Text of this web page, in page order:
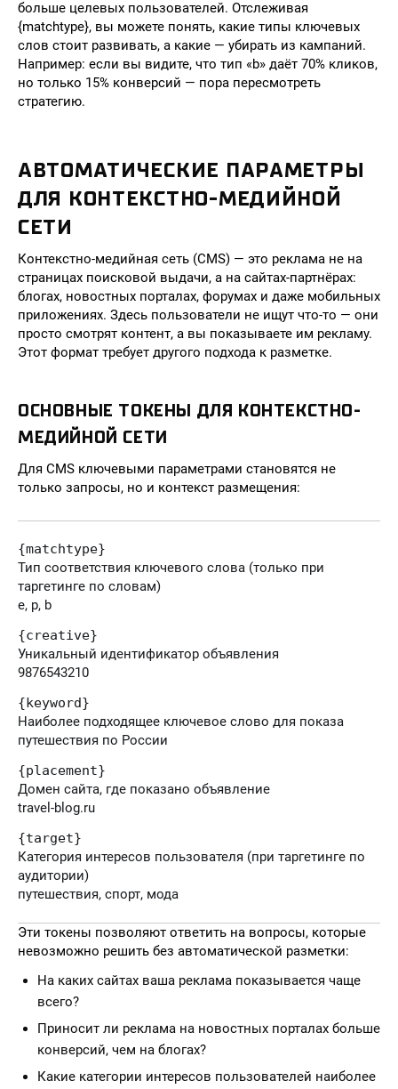
больше целевых пользователей. Отслеживая
{matchtype}, вы можете понять, какие типы ключевых
слов стоит развивать, а какие — убирать из кампаний.
Например: если вы видите, что тип «b» даёт 70% кликов,
но только 15% конверсий — пора пересмотреть
стратегию.
АВТОМАТИЧЕСКИЕ ПАРАМЕТРЫ
ДЛЯ КОНТЕКСТНО-МЕДИЙНОЙ
СЕТИ
Контекстно-медийная сеть (CMS) — это реклама не на
страницах поисковой выдачи, а на сайтах-партнёрах:
блогах, новостных порталах, форумах и даже мобильных
приложениях. Здесь пользователи не ищут что-то — они
просто смотрят контент, а вы показываете им рекламу.
Этот формат требует другого подхода к разметке.
ОСНОВНЫЕ ТОКЕНЫ ДЛЯ КОНТЕКСТНО-
МЕДИЙНОЙ СЕТИ
Для CMS ключевыми параметрами становятся не
только запросы, но и контекст размещения:
{matchtype}
Тип соответствия ключевого слова (только при
таргетинге по словам)
e, p, b
{creative}
Уникальный идентификатор объявления
9876543210
{keyword}
Наиболее подходящее ключевое слово для показа
путешествия по России
{placement}
Домен сайта, где показано объявление
travel-blog.ru
{target}
Категория интересов пользователя (при таргетинге по
аудитории)
путешествия, спорт, мода
Эти токены позволяют ответить на вопросы, которые
невозможно решить без автоматической разметки:
На каких сайтах ваша реклама показывается чаще
всего?
Приносит ли реклама на новостных порталах больше
конверсий, чем на блогах?
Какие категории интересов пользователей наиболее